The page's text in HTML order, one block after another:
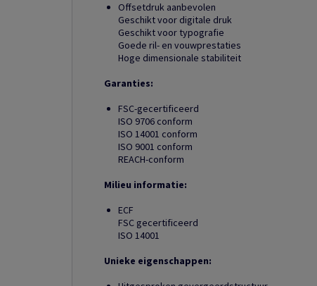
Offsetdruk aanbevolen
Geschikt voor digitale druk
Geschikt voor typografie
Goede ril- en vouwprestaties
Hoge dimensionale stabiliteit
Garanties:
FSC-gecertificeerd
ISO 9706 conform
ISO 14001 conform
ISO 9001 conform
REACH-conform
Milieu informatie:
ECF
FSC gecertificeerd
ISO 14001
Unieke eigenschappen: